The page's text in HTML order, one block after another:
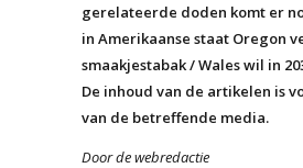
gerelateerde doden komt er
in Amerikaanse staat Oregon
smaakjestabak / Wales wil in
De inhoud van de artikelen is
van de betreffende media.
Door de webredactie